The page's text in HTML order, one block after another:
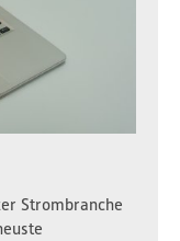
Strombranche